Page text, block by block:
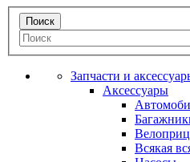
Запчасти и
Аксессуары
Всякая